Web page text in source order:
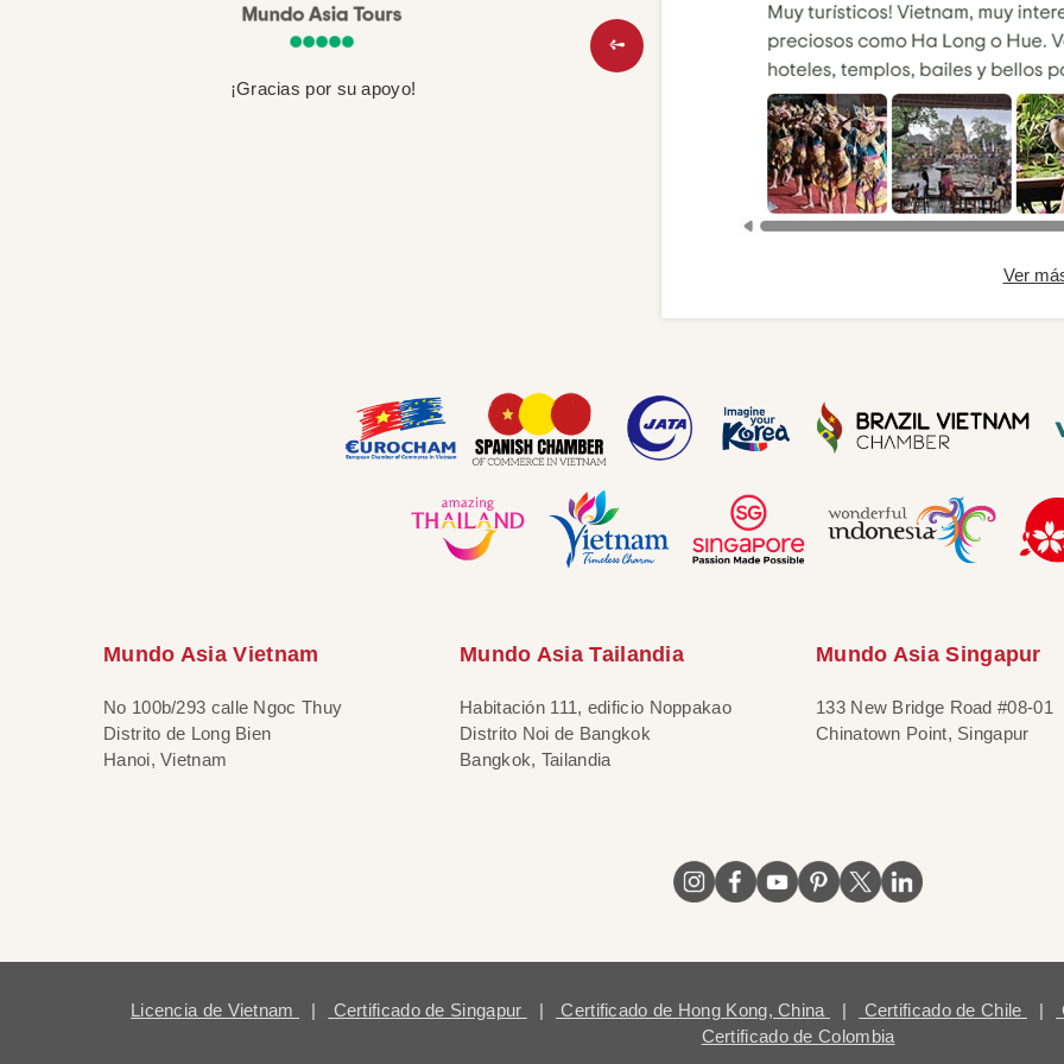
¡Gracias por su apoyo!
Ver
Mundo Asia Vietnam
No 100b/293 calle Ngoc Thuy
Distrito de Long Bien
Hanoi, Vietnam
Mundo Asia Tailandia
Habitación 111, edificio Noppakao
Distrito Noi de Bangkok
Bangkok, Tailandia
Mundo Asia Singapur
133 New Bridge Road #08-01
Chinatown Point, Singapur
Licencia de Vietnam | Certificado de Singapur | Certificado de Hong Kong, China | Certificado de Chile |
Certificado de Colombia